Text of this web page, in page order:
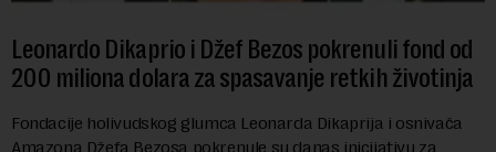
Leonardo Dikaprio i Džef Bezos pokrenuli fond od
200 miliona dolara za spasavanje retkih životinja
Fondacije holivudskog glumca Leonarda Dikaprija i osnivača
Amazona Džefa Bezosa pokrenule su danas inicijativu za